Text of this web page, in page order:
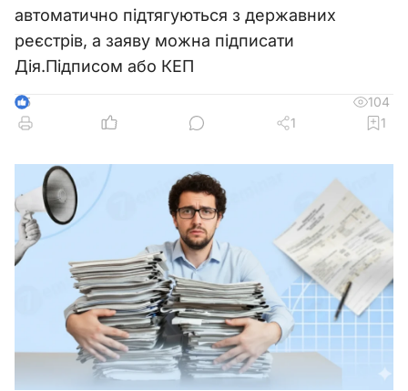
автоматично підтягуються з державних
реєстрів, а заяву можна підписати
Дія.Підписом або КЕП
5
104
1
1